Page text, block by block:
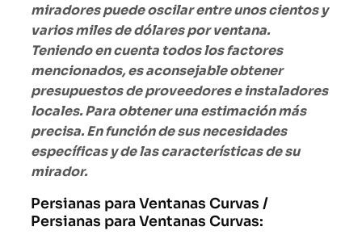
miradores puede oscilar entre unos cientos y
varios miles de dólares por ventana.
Teniendo en cuenta todos los factores
mencionados, es aconsejable obtener
presupuestos de proveedores e instaladores
locales. Para obtener una estimación más
precisa. En función de sus necesidades
específicas y de las características de su
mirador.
Persianas para Ventanas Curvas /
Persianas para Ventanas Curvas: